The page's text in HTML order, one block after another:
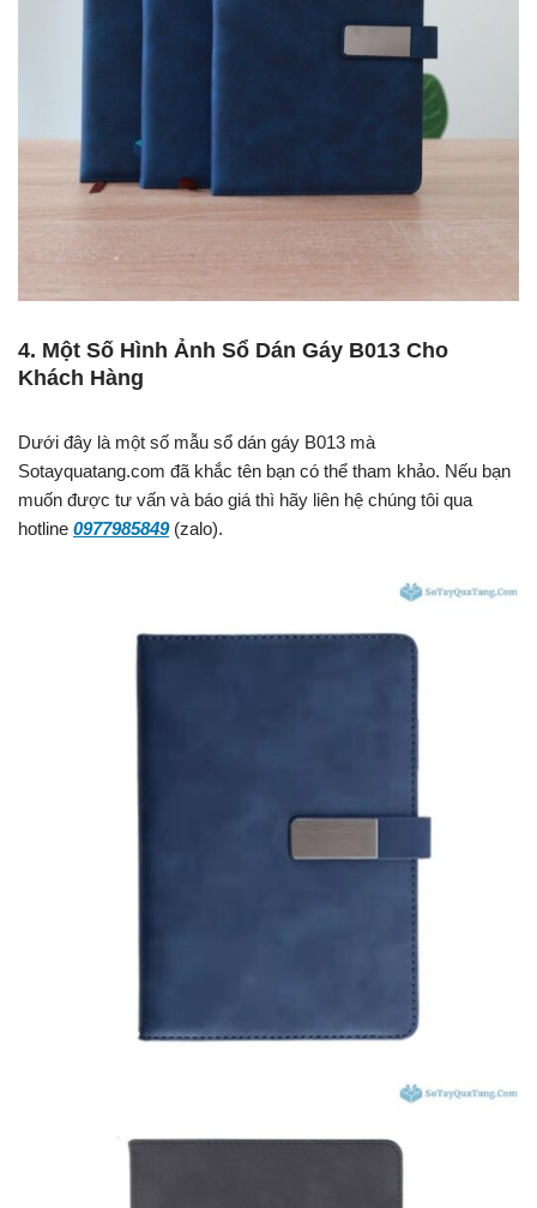
4. Một Số Hình Ảnh Sổ Dán Gáy B013 Cho
Khách Hàng
Dưới đây là một số mẫu sổ dán gáy B013 mà
Sotayquatang.com đã khắc tên bạn có thể tham khảo. Nếu bạn
muốn được tư vấn và báo giá thì hãy liên hệ chúng tôi qua
hotline 0977985849(zalo).